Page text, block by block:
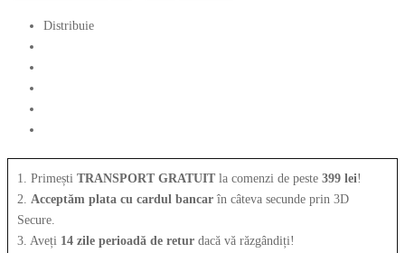
naturala
3581
Distribuie
1. Primești TRANSPORT GRATUIT la comenzi de peste 399 lei!
2. Acceptăm plata cu cardul bancar în câteva secunde prin 3D
Secure.
3. Aveți 14 zile perioadă de retur dacă vă răzgândiți!